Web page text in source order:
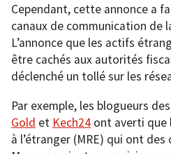
Cependant, cette annonce a
canaux de communication de
L’annonce que les actifs
être cachés aux autorités
déclenché un tollé sur les
Par exemple, les blogueurs
Gold et Kech24 ont averti que
à l’étranger (MRE) qui ont